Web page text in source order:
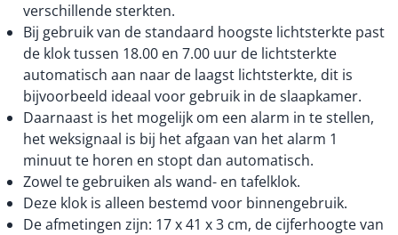
verschillende sterkten.
Bij gebruik van de standaard hoogste lichtsterkte past
de klok tussen 18.00 en 7.00 uur de lichtsterkte
automatisch aan naar de laagst lichtsterkte, dit is
bijvoorbeeld ideaal voor gebruik in de slaapkamer.
Daarnaast is het mogelijk om een alarm in te stellen,
het weksignaal is bij het afgaan van het alarm 1
minuut te horen en stopt dan automatisch.
Zowel te gebruiken als wand- en tafelklok.
Deze klok is alleen bestemd voor binnengebruik.
De afmetingen zijn: 17 x 41 x 3 cm, de cijferhoogte van